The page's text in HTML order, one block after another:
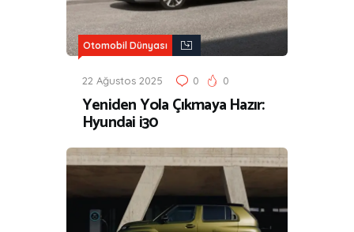
Otomobil Dünyası
22 Ağustos 2025 0 0
Yeniden Yola Çıkmaya Hazır:
Hyundai i30